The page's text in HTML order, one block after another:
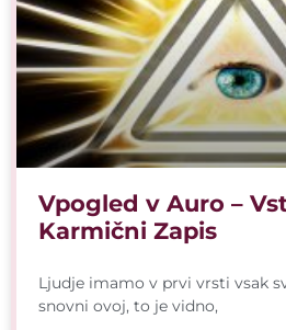
Vpogled v Auro –
Karmični Zapis
Ljudje imamo v prvi vrsti vsak
snovni ovoj, to je vidno,